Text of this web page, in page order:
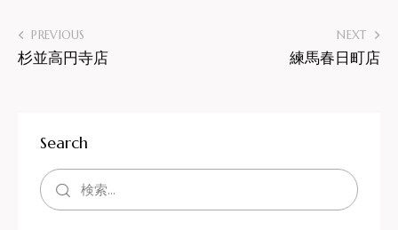
PREVIOUS
杉並高円寺店
NEXT
練馬春日町店
Search